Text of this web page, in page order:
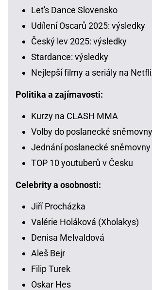
Let's Dance Slovensko
Udílení Oscarů 2025: výsledky
Český lev 2025: výsledky
Stardance: výsledky
Nejlepší filmy a seriály na
Politika a zajímavosti:
Kurzy na CLASH MMA
Volby do poslanecké
Jednání poslanecké sněmovny
TOP 10 youtuberů v Česku
Celebrity a osobnosti:
Jiří Procházka
Valérie Holáková (Xholakys)
Denisa Melvaldová
Aleš Bejr
Filip Turek
Oskar Hes